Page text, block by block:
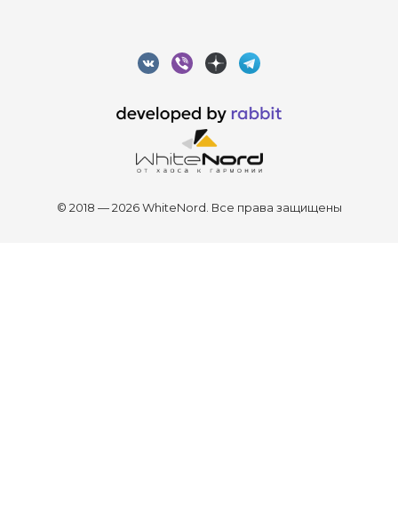
© 2018 — 2026 WhiteNord. Все права защищены